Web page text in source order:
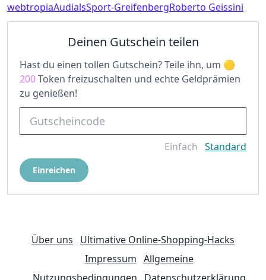
webtropiaAudialsSport-GreifenbergRoberto Geissini
Deinen Gutschein teilen
Hast du einen tollen Gutschein? Teile ihn, um
200Token freizuschalten und echte Geldprämien
zu genießen!
Einfach Standard
Einreichen
Über uns
Ultimative Online-Shopping-Hacks
Impressum Allgemeine